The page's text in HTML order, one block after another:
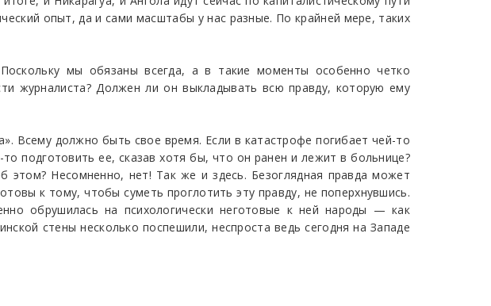
опыт, да и сами масштабы у нас разные. По крайней мере, таких
мы обязаны всегда, а в такие моменты особенно четко
журналиста? Должен ли он выкладывать всю правду, которую ему
Всему должно быть свое время. Если в катастрофе погибает чей-то
подготовить ее, сказав хотя бы, что он ранен и лежит в больнице?
Несомненно, нет! Так же и здесь. Безоглядная правда может
к тому, чтобы суметь проглотить эту правду, не поперхнувшись.
обрушилась на психологически неготовые к ней народы — как
стены несколько поспешили, неспроста ведь сегодня на Западе